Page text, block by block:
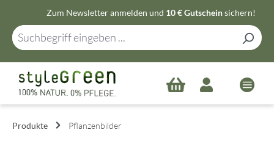
Zum Hauptinhalt springen
Zum Newsletter anmelden und 10 € Gutscheinsichern!
Produkte Pflanzenbilder